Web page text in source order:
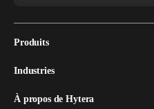
Produits
Industries
À propos de Hytera